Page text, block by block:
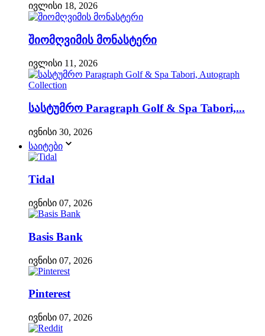
ივლისი 18, 2026
შიომღვიმის მონასტერი
ივლისი 11, 2026
სასტუმრო Paragraph Golf & Spa Tabori,...
ივნისი 30, 2026
საიტები
Tidal
ივნისი 07, 2026
Basis Bank
ივნისი 07, 2026
Pinterest
ივნისი 07, 2026